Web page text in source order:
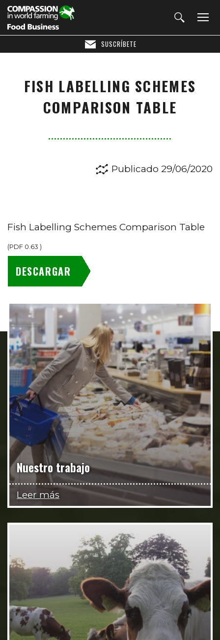
SUSCRÍBETE
FISH LABELLING SCHEMES
COMPARISON TABLE
Publicado 29/06/2020
Fish Labelling Schemes Comparison Table
(PDF 0.63 )
DESCARGAR
Nuestro trabajo
Leer más